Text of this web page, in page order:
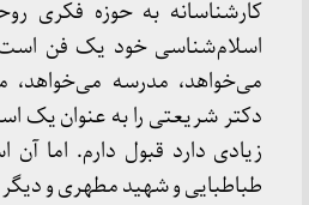
کارشناسانه به حوزه فکری
اسلام‌شناسی خود یک فن
می‌خواهد، مدرسه می‌خواهد،
دکتر شریعتی را به عنوان یک
زیادی دارد قبول دارم. اما
طباطبایی و شهید مطهری و دیگر